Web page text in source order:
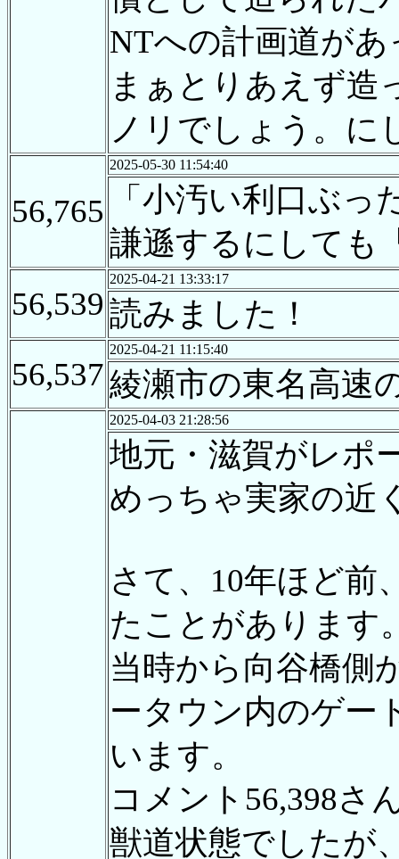
NTへの計画道が
まぁとりあえず造
ノリでしょう。に
56,765
2025-05-30 11:54:40
「小汚い利口ぶ
謙遜するにしても
56,539
2025-04-21 13:33:17
読みました！
56,537
2025-04-21 11:15:40
綾瀬市の東名高速
2025-04-03 21:28:56
地元・滋賀がレポ
めっちゃ実家の近
さて、10年ほど前
たことがあります
当時から向谷橋側
ータウン内のゲー
います。
コメント56,398さ
獣道状態でしたが